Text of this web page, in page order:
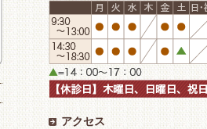
アクセス